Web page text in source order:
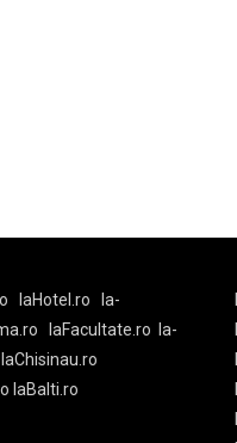
laHotel.ro
la-
laFacultate.ro
la-
laChisinau.ro
laBalti.ro